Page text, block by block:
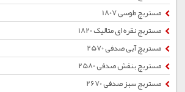
مستربچ طوسی 1807
مستربچ نقره ای متالیک 1820
مستربچ آبی صدفی 2570
مستربچ بنفش صدفی 2580
مستربچ سبز صدفی 2670